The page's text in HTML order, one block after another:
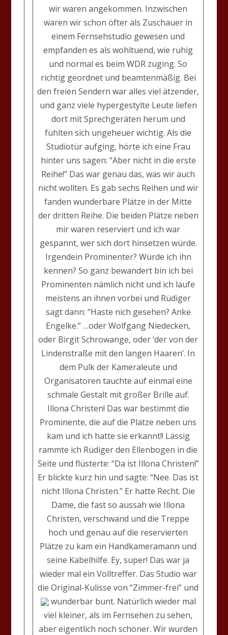
wir waren angekommen. Inzwischen
waren wir schon öfter als Zuschauer in
einem Fernsehstudio gewesen und
empfanden es als wohltuend, wie ruhig
und normal es beim WDR zuging. So
richtig geordnet und beamtenmäßig. Bei
den freien Sendern war alles viel ätzender,
und ganz viele hypergestylte Leute liefen
dort mit Sprechgeräten herum und
fühlten sich ungeheuer wichtig. Als die
Studiotür aufging, hörte ich eine Frau
hinter uns sagen: “Aber nicht in die erste
Reihe!” Das war genau das, was wir auch
nicht wollten. Es gab sechs Reihen und wir
fanden wunderbare Plätze in der Mitte
der dritten Reihe. Die beiden Plätze neben
mir waren reserviert und ich war
gespannt, wer sich dort hinsetzen würde.
Irgendein Prominenter? Würde ich ihn
kennen? So ganz bewandert bin ich bei
Prominenten nämlich nicht und ich laufe
meistens an ihnen vorbei und Rüdiger
sagt dann: “Haste nich gesehen? Anke
Engelke.” …oder Wolfgang Niedecken,
oder Birgit Schrowange, oder ‘der von der
Lindenstraße mit den langen Haaren’. In
dem Pulk der Kameraleute und
Organisatoren tauchte auf einmal eine
schmale Gestalt mit großer Brille auf.
Illona Christen! Das war bestimmt die
Prominente, die auf die Plätze neben uns
kam und ich hatte sie erkannt!! Lässig
rammte ich Rüdiger den Ellenbogen in die
Seite und flüsterte: “Da ist Illona Christen!”
Er blickte kurz hin und sagte: “Nee. Das ist
nicht Illona Christen.” Er hatte Recht. Die
Dame, die fast so aussah wie Illona
Christen, verschwand und die Treppe
hoch und genau auf die reservierten
Plätze zu kam ein Handkameramann und
seine Kabelhilfe. Ey, super! Das war ja
wieder mal ein Volltreffer. Das Studio war
die Original-Kulisse von “Zimmer-frei” und
wunderbar bunt. Natürlich wieder mal
viel kleiner, als im Fernsehen zu sehen,
aber eigentlich noch schöner. Wir wurden